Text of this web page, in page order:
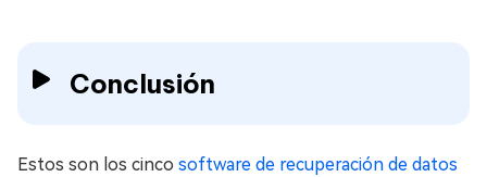
Conclusión
Estos son los cinco software de recuperación de datos